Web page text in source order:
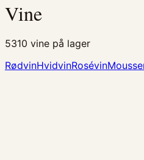
Vine
5310 vine på lager
RødvinHvidvinRosévin